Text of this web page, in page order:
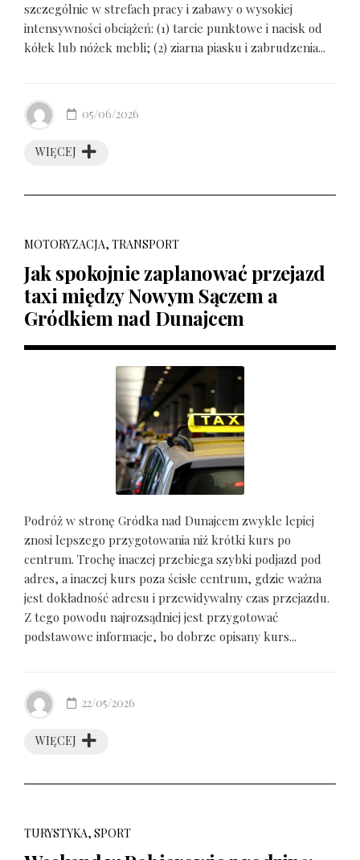
szczególnie w strefach pracy i zabawy o wysokiej
intensywności obciążeń: (1) tarcie punktowe i nacisk od
kółek lub nóżek mebli; (2) ziarna piasku i zabrudzenia...
WIĘCEJ
05/06/2026
MOTORYZACJA, TRANSPORT
Jak spokojnie zaplanować przejazd
taxi między Nowym Sączem a
Gródkiem nad Dunajcem
Podróż w stronę Gródka nad Dunajcem zwykle lepiej
znosi lepszego przygotowania niż krótki kurs po
centrum. Trochę inaczej przebiega szybki podjazd pod
adres, a inaczej kurs poza ścisłe centrum, gdzie ważna
jest dokładność adresu i przewidywalny czas przejazdu.
Z tego powodu najrozsądniej jest przygotować
podstawowe informacje, bo dobrze opisany kurs...
WIĘCEJ
22/05/2026
TURYSTYKA, SPORT